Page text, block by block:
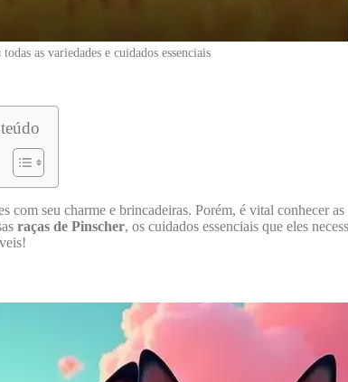
as variedades e cuidados essenciais
com seu charme e brincadeiras. Porém, é vital conhecer as
raças de Pinscher, os cuidados essenciais que eles